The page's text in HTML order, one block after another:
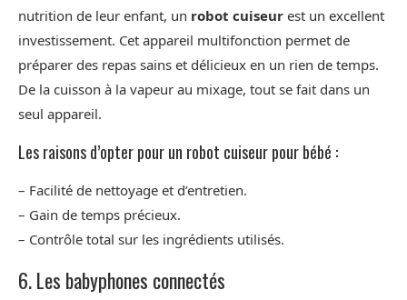
nutrition de leur enfant, un robot cuiseur est un excellent
investissement. Cet appareil multifonction permet de
préparer des repas sains et délicieux en un rien de temps.
De la cuisson à la vapeur au mixage, tout se fait dans un
seul appareil.
Les raisons d’opter pour un robot cuiseur pour bébé :
– Facilité de nettoyage et d’entretien.
– Gain de temps précieux.
– Contrôle total sur les ingrédients utilisés.
6. Les babyphones connectés